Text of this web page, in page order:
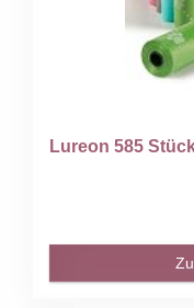
Lureon 585